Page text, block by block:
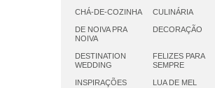
CHÁ-DE-COZINHA CULINÁRIA
DE NOIVA PRA
NOIVA
DECORAÇÃO
DESTINATION
WEDDING
FELIZES PARA
SEMPRE
INSPIRAÇÕES LUA DE MEL